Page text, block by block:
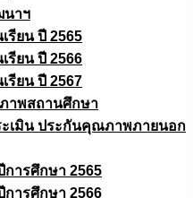
นาฯ
รียน ปี 2565
รียน ปี 2566
รียน ปี 2567
าพสถานศึกษา
ะเมิน ประกันคุณภาพภายนอก
การศึกษา 2565
การศึกษา 2566